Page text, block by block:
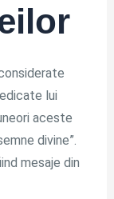
lui
aceste
divine”.
mesaje din